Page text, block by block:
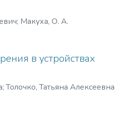
; Макуха, О. А.
в устройствах
;Толочко, Татьяна Алексеевна